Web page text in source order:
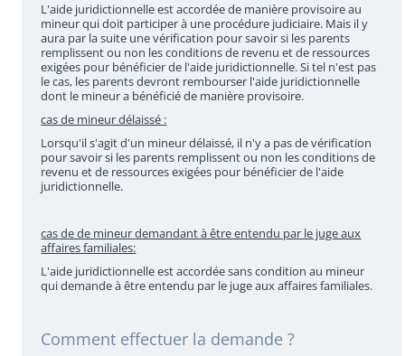
L'aide juridictionnelle est accordée de manière provisoire au
mineur qui doit participer à une procédure judiciaire. Mais il y
aura par la suite une vérification pour savoir si les parents
remplissent ou non les conditions de revenu et de ressources
exigées pour bénéficier de l'aide juridictionnelle. Si tel n'est pas
le cas, les parents devront rembourser l'aide juridictionnelle
dont le mineur a bénéficié de manière provisoire.
cas de mineur délaissé :
Lorsqu'il s'agit d'un mineur délaissé, il n'y a pas de vérification
pour savoir si les parents remplissent ou non les conditions de
revenu et de ressources exigées pour bénéficier de l'aide
juridictionnelle.
cas de de mineur demandant à être entendu par le juge aux
affaires familiales:
L'aide juridictionnelle est accordée sans condition au mineur
qui demande à être entendu par le juge aux affaires familiales.
Comment effectuer la demande ?